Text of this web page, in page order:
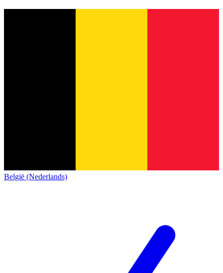
België (Nederlands)